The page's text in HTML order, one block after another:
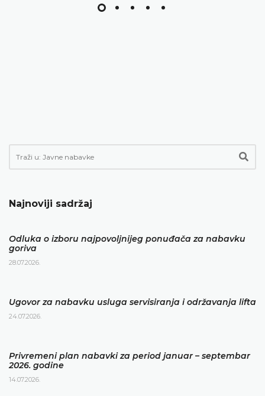
Najnoviji sadržaj
Odluka o izboru najpovoljnijeg ponuđača za nabavku
goriva
28.07.2026.
Ugovor za nabavku usluga servisiranja i održavanja lifta
24.07.2026.
Privremeni plan nabavki za period januar – septembar
2026. godine
14.07.2026.